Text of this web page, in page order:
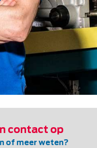
contact op
of meer weten?